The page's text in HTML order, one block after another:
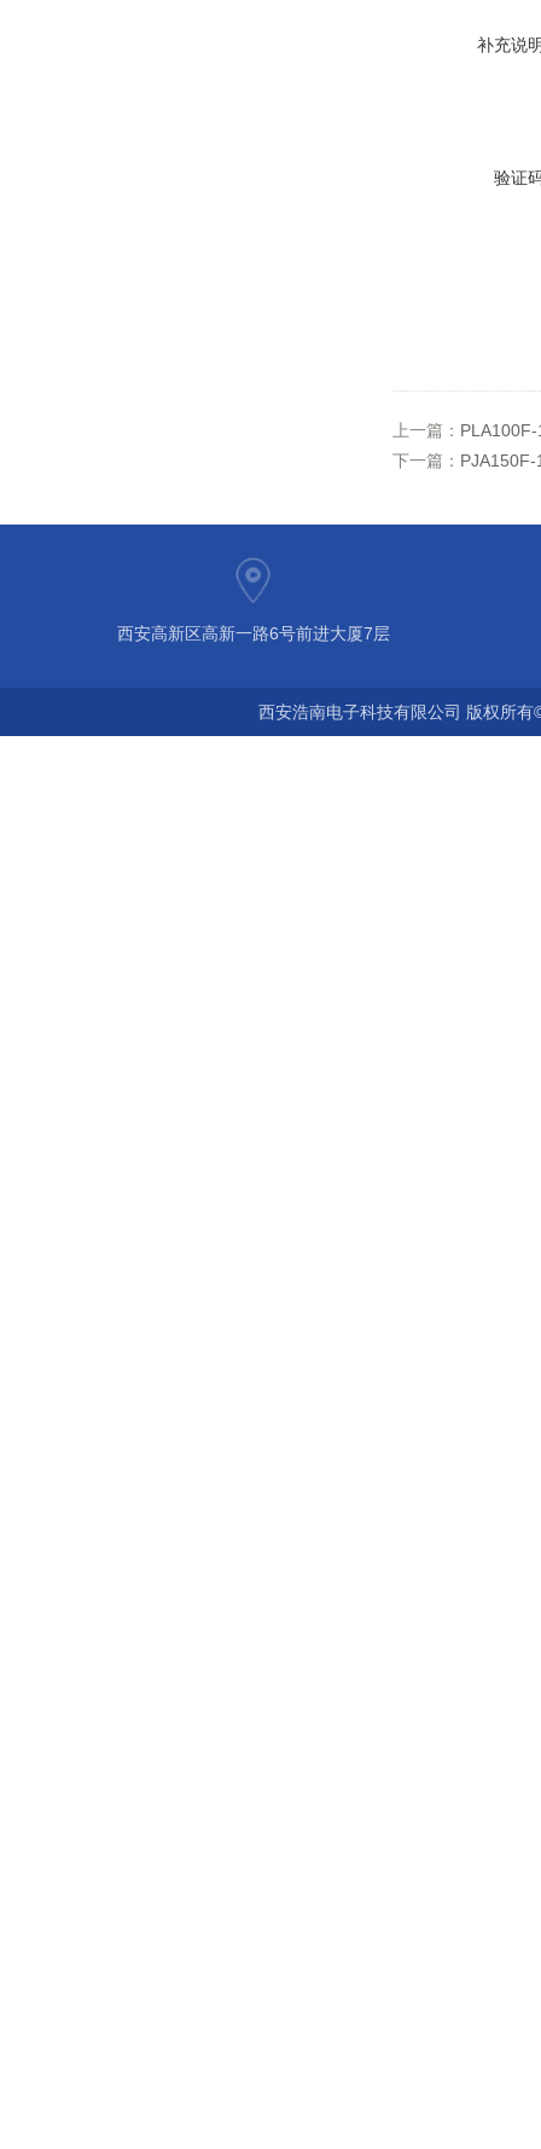
补充说
验证
上一篇：
下一篇：
西安高新区高新一路6号前进大厦7层
西安浩南电子科技有限公司 版权所